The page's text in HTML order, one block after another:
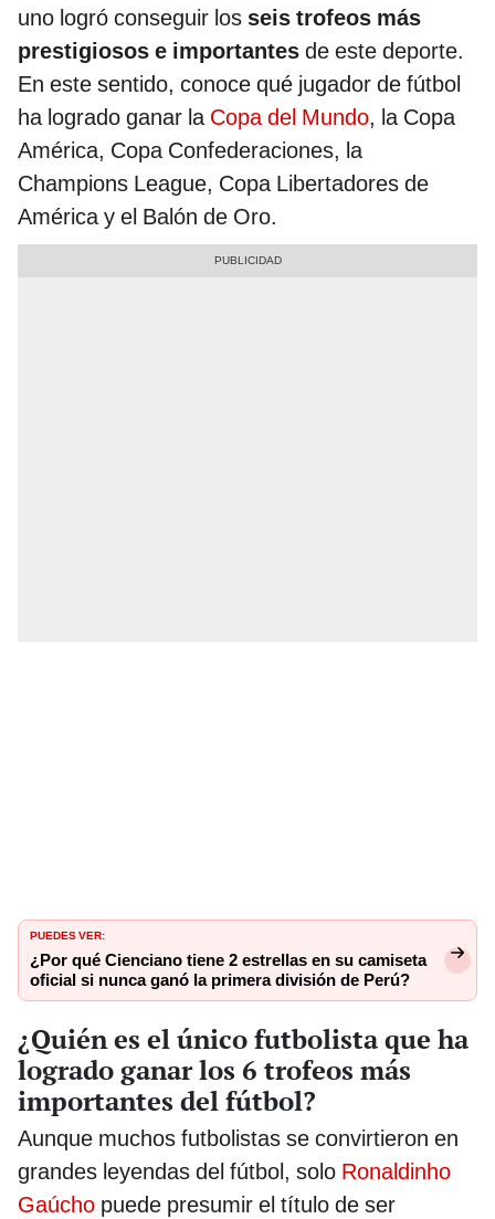
uno logró conseguir los seis trofeos más
prestigiosos e importantes de este deporte.
En este sentido, conoce qué jugador de fútbol
ha logrado ganar la Copa del Mundo, la Copa
América, Copa Confederaciones, la
Champions League, Copa Libertadores de
América y el Balón de Oro.
PUEDES VER:
¿Por qué Cienciano tiene 2 estrellas en su camiseta
oficial si nunca ganó la primera división de Perú?
¿Quién es el único futbolista que ha
logrado ganar los 6 trofeos más
importantes del fútbol?
Aunque muchos futbolistas se convirtieron en
grandes leyendas del fútbol, solo Ronaldinho
Gaúcho puede presumir el título de ser